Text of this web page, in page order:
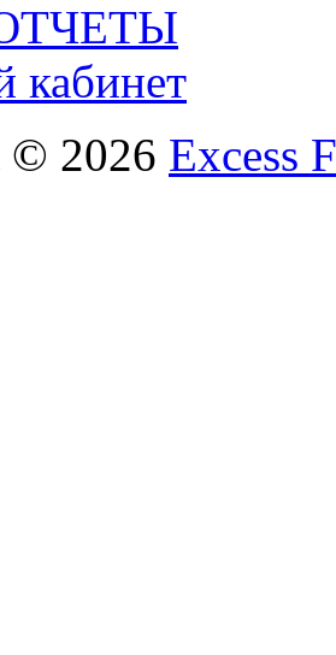
кабинет
© 2026 Excess